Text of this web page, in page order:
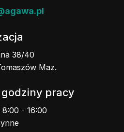
38/40
Maz.
godziny pracy
- 16:00